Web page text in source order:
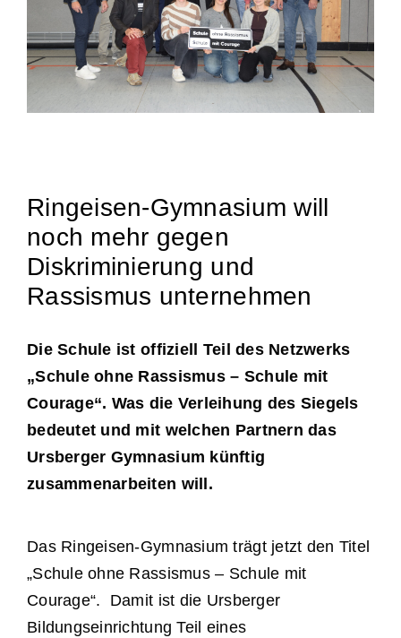
Ringeisen-Gymnasium will
noch mehr gegen
Diskriminierung und
Rassismus unternehmen
Die Schule ist offiziell Teil des Netzwerks
„Schule ohne Rassismus – Schule mit
Courage“. Was die Verleihung des Siegels
bedeutet und mit welchen Partnern das
Ursberger Gymnasium künftig
zusammenarbeiten will.
Das Ringeisen-Gymnasium trägt jetzt den Titel
„Schule ohne Rassismus – Schule mit
Courage“. Damit ist die Ursberger
Bildungseinrichtung Teil eines